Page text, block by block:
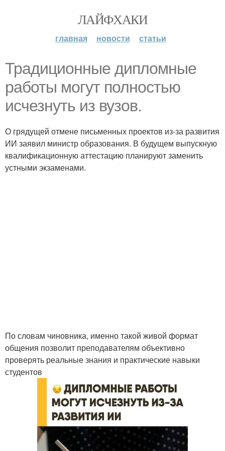
ЛАЙФХАКИ
главная новости статьи
Традиционные дипломные
работы могут полностью
исчезнуть из вузов.
О грядущей отмене письменных проектов из-за развития
ИИ заявил министр образования. В будущем выпускную
квалификационную аттестацию планируют заменить
устными экзаменами.
По словам чиновника, именно такой живой формат
общения позволит преподавателям объективно
проверять реальные знания и практические навыки
студентов